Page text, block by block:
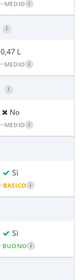
MEDIO i
i
0,47 L
MEDIO i
i
No
MEDIO i
Sì
BASICO i
Sì
BUONO i